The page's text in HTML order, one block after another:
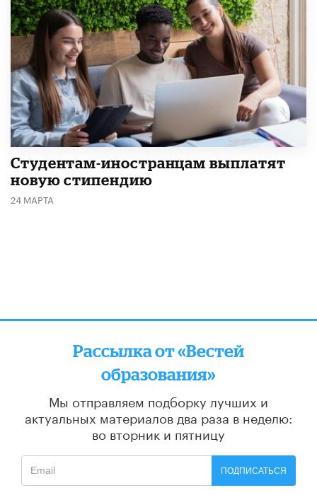
Студентам-иностранцам выплатят
новую стипендию
24 МАРТА
Рассылка от «Вестей
образования»
Мы отправляем подборку лучших и
актуальных материалов два раза в неделю:
во вторник и пятницу
ПОДПИСАТЬСЯ